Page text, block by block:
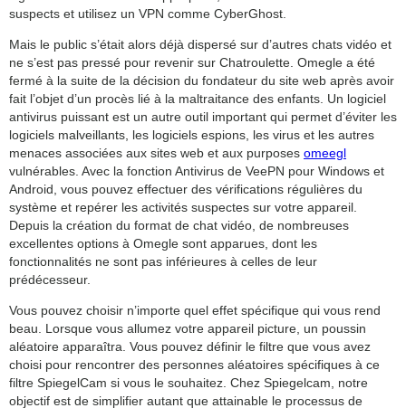
suspects et utilisez un VPN comme CyberGhost.
Mais le public s’était alors déjà dispersé sur d’autres chats vidéo et
ne s’est pas pressé pour revenir sur Chatroulette. Omegle a été
fermé à la suite de la décision du fondateur du site web après avoir
fait l’objet d’un procès lié à la maltraitance des enfants. Un logiciel
antivirus puissant est un autre outil important qui permet d’éviter les
logiciels malveillants, les logiciels espions, les virus et les autres
menaces associées aux sites web et aux purposes omeegl
vulnérables. Avec la fonction Antivirus de VeePN pour Windows et
Android, vous pouvez effectuer des vérifications régulières du
système et repérer les activités suspectes sur votre appareil.
Depuis la création du format de chat vidéo, de nombreuses
excellentes options à Omegle sont apparues, dont les
fonctionnalités ne sont pas inférieures à celles de leur
prédécesseur.
Vous pouvez choisir n’importe quel effet spécifique qui vous rend
beau. Lorsque vous allumez votre appareil picture, un poussin
aléatoire apparaîtra. Vous pouvez définir le filtre que vous avez
choisi pour rencontrer des personnes aléatoires spécifiques à ce
filtre SpiegelCam si vous le souhaitez. Chez Spiegelcam, notre
objectif est de simplifier autant que attainable le processus de